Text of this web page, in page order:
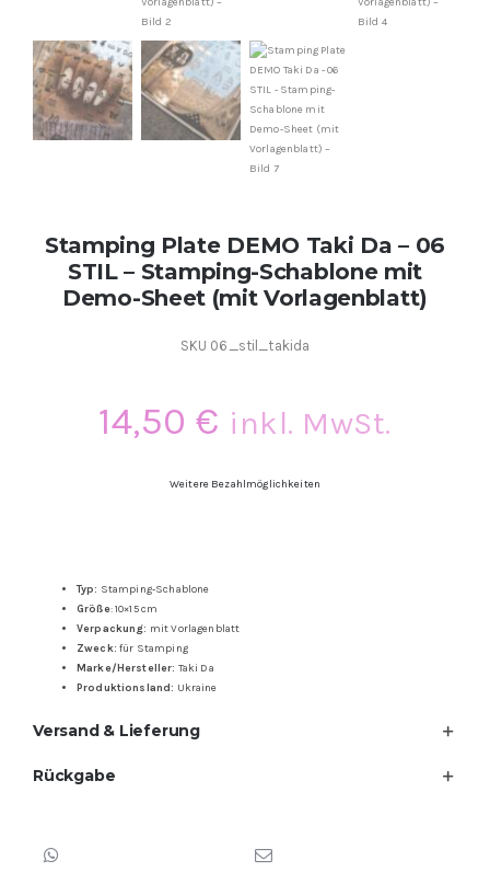
Kundenbewertungen
Stamping Plate DEMO Taki Da – 06
STIL – Stamping-Schablone mit
Demo-Sheet (mit Vorlagenblatt)
SKU 06_stil_takida
14,50€ inkl. MwSt.
Weitere Bezahlmöglichkeiten
Typ: Stamping-Schablone
Größe: 10×15 cm
Verpackung: mit Vorlagenblatt
Zweck: für Stamping
Marke/Hersteller: Taki Da
Produktionsland: Ukraine
Versand & Lieferung
Rückgabe